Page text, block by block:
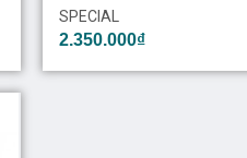
SPECIAL
2.350.000₫